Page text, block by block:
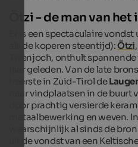
Ötzi - de man van het
Er is een spectaculaire vondst
als de koperen steentijd):Ötzi
Tisenjoch, onthult
jaar geleden. Van de late
heerste in Zuid-Tirol de
naar vindplaatsen in de
door prachtig versierde
metaalbewerking en weven.
waarschijnlijk al sinds de
uit de vondst van een